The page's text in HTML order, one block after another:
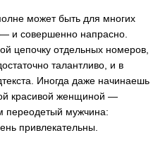
может быть для многих
и совершенно напрасно.
цепочку отдельных номеров,
талантливо, и в
Иногда даже начинаешь
красивой женщиной —
переодетый мужчина:
привлекательны.